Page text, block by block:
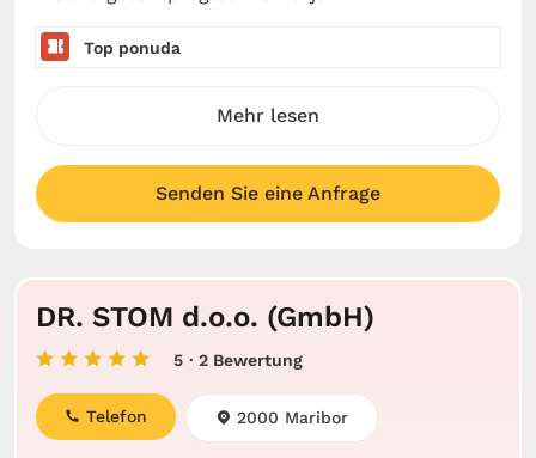
Top ponuda
Mehr lesen
Senden Sie eine Anfrage
DR. STOM d.o.o. (GmbH)
5 · 2 Bewertung
Telefon 2000 Maribor